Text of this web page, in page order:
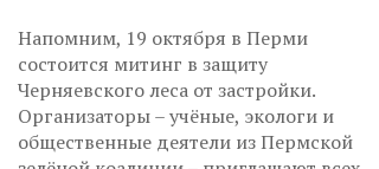
Напомним, 19 октября в Перми
состоится митинг в защиту
Черняевского леса от застройки.
Организаторы – учёные, экологи и
общественные деятели из Пермской